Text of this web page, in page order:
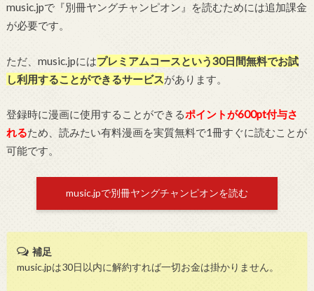
music.jpで『別冊ヤングチャンピオン』を読むためには追加課金
が必要です。
ただ、music.jpにはプレミアムコースという30日間無料でお試
し利用することができるサービスがあります。
登録時に漫画に使用することができるポイントが600pt付与さ
れるため、読みたい有料漫画を実質無料で1冊すぐに読むことが
可能です。
music.jpで別冊ヤングチャンピオンを読む
補足
music.jpは30日以内に解約すれば一切お金は掛かりません。